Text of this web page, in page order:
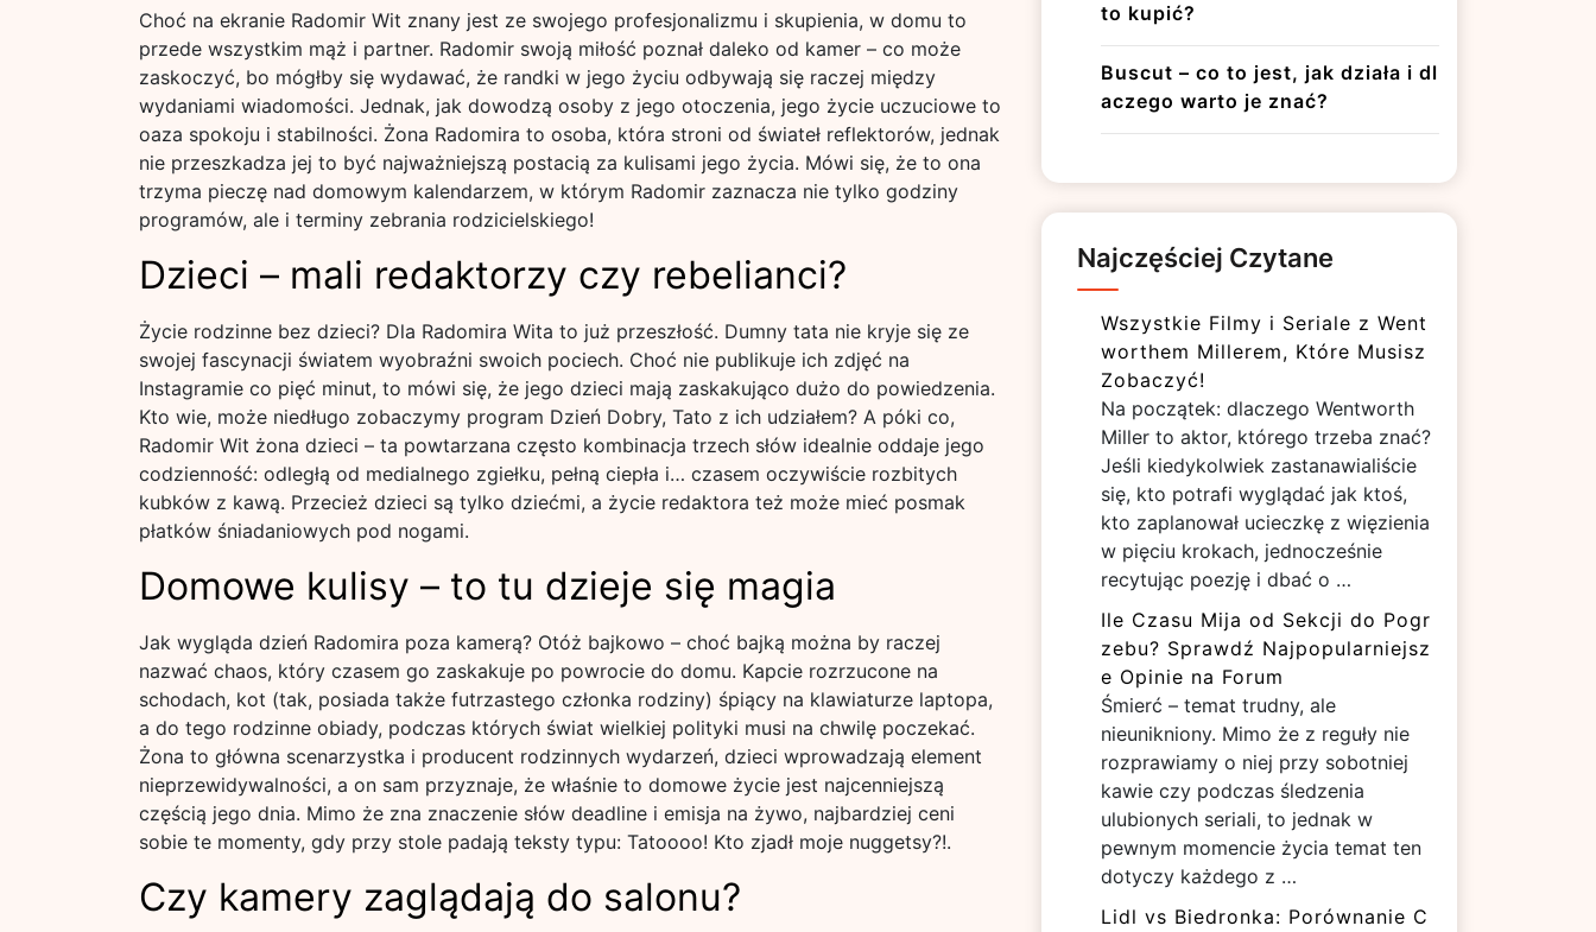
Choć na ekranie Radomir Wit znany jest ze swojego profesjonalizmu i skupienia, w domu to
przede wszystkim mąż i partner. Radomir swoją miłość poznał daleko od kamer – co może
zaskoczyć, bo mógłby się wydawać, że randki w jego życiu odbywają się raczej między
wydaniami wiadomości. Jednak, jak dowodzą osoby z jego otoczenia, jego życie uczuciowe to
oaza spokoju i stabilności. Żona Radomira to osoba, która stroni od świateł reflektorów, jednak
nie przeszkadza jej to być najważniejszą postacią za kulisami jego życia. Mówi się, że to ona
trzyma pieczę nad domowym kalendarzem, w którym Radomir zaznacza nie tylko godziny
programów, ale i terminy zebrania rodzicielskiego!
Dzieci – mali redaktorzy czy rebelianci?
Życie rodzinne bez dzieci? Dla Radomira Wita to już przeszłość. Dumny tata nie kryje się ze
swojej fascynacji światem wyobraźni swoich pociech. Choć nie publikuje ich zdjęć na
Instagramie co pięć minut, to mówi się, że jego dzieci mają zaskakująco dużo do powiedzenia.
Kto wie, może niedługo zobaczymy program Dzień Dobry, Tato z ich udziałem? A póki co,
Radomir Wit żona dzieci – ta powtarzana często kombinacja trzech słów idealnie oddaje jego
codzienność: odległą od medialnego zgiełku, pełną ciepła i… czasem oczywiście rozbitych
kubków z kawą. Przecież dzieci są tylko dziećmi, a życie redaktora też może mieć posmak
płatków śniadaniowych pod nogami.
Domowe kulisy – to tu dzieje się magia
Jak wygląda dzień Radomira poza kamerą? Otóż bajkowo – choć bajką można by raczej
nazwać chaos, który czasem go zaskakuje po powrocie do domu. Kapcie rozrzucone na
schodach, kot (tak, posiada także futrzastego członka rodziny) śpiący na klawiaturze laptopa,
a do tego rodzinne obiady, podczas których świat wielkiej polityki musi na chwilę poczekać.
Żona to główna scenarzystka i producent rodzinnych wydarzeń, dzieci wprowadzają element
nieprzewidywalności, a on sam przyznaje, że właśnie to domowe życie jest najcenniejszą
częścią jego dnia. Mimo że zna znaczenie słów deadline i emisja na żywo, najbardziej ceni
sobie te momenty, gdy przy stole padają teksty typu: Tatoooo! Kto zjadł moje nuggetsy?!.
Czy kamery zaglądają do salonu?
to kupić?
Buscut – co to jest, jak działa i dl
aczego warto je znać?
Najczęściej Czytane
Wszystkie Filmy i Seriale z Went
worthem Millerem, Które Musisz
Zobaczyć!
Na początek: dlaczego Wentworth
Miller to aktor, którego trzeba znać?
Jeśli kiedykolwiek zastanawialiście
się, kto potrafi wyglądać jak ktoś,
kto zaplanował ucieczkę z więzienia
w pięciu krokach, jednocześnie
recytując poezję i dbać o …
Ile Czasu Mija od Sekcji do Pogr
zebu? Sprawdź Najpopularniejsz
e Opinie na Forum
Śmierć – temat trudny, ale
nieunikniony. Mimo że z reguły nie
rozprawiamy o niej przy sobotniej
kawie czy podczas śledzenia
ulubionych seriali, to jednak w
pewnym momencie życia temat ten
dotyczy każdego z …
Lidl vs Biedronka: Porównanie C